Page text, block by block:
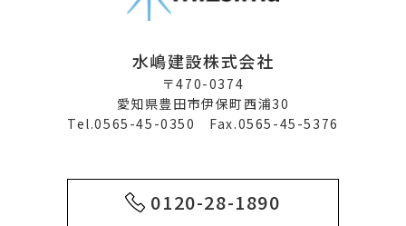
水嶋建設株式会社
〒470-0374
愛知県豊田市伊保町西浦30
Tel.0565-45-0350 Fax.0565-45-5376
0120-28-1890